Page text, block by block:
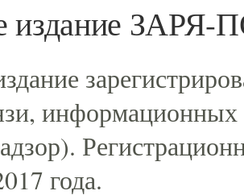
издание
года.